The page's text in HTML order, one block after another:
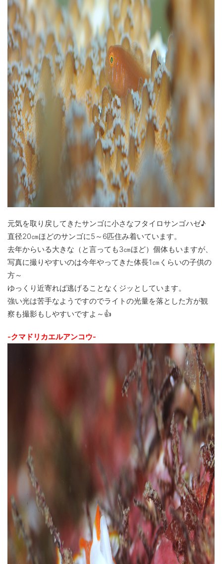
元気を取り戻してきたサンゴに小さなフタイロサンゴハゼ♪
直径20㎝ほどのサンゴに5～6匹住み着いています。
去年からいる大きな（と言っても3㎝ほど）個体もいますが、
写真に撮りやすいのは今年やってきた体長1㎝くらいの子供の
方～
ゆっくり近寄れば逃げることなくジッとしています。
強い光は苦手なようですのでライトの光量を落とした方が観
察も撮影もしやすいですよ～👍
-クマドリカエルアンコウ-